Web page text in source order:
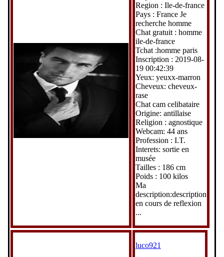
Region : Ile-de-france
Pays : France Je
recherche homme
Chat gratuit : homme
ile-de-france
Tchat :homme paris
Inscription : 2019-08-
19 00:42:39
Yeux: yeuxx-marron
Cheveux: cheveux-
rase
Chat cam celibataire
Origine: antillaise
Religion : agnostique
Webcam: 44 ans
Profession : I.T.
Interets: sortie en
musée
Tailles : 186 cm
Poids : 100 kilos
Ma
description:description
en cours de reflexion
...
luco921